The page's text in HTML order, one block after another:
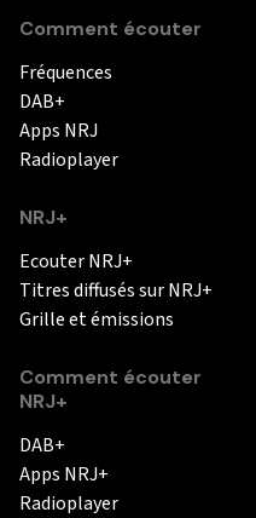
Comment écouter
Fréquences
DAB+
Apps NRJ
Radioplayer
NRJ+
Ecouter NRJ+
Titres diffusés sur NRJ+
Grille et émissions
Comment écouter
NRJ+
DAB+
Apps NRJ+
Radioplayer